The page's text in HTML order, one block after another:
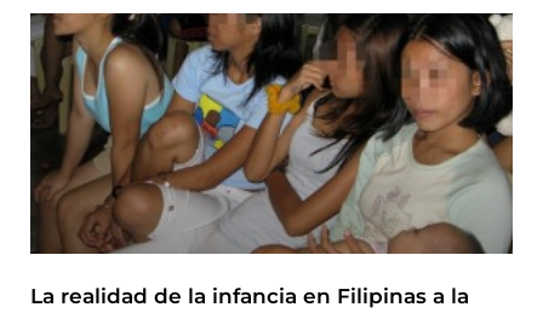
La realidad de la infancia en Filipinas a la